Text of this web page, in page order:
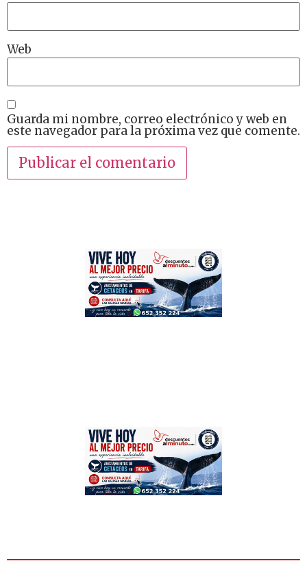
Web
Guarda mi nombre, correo electrónico y web en
este navegador para la próxima vez que comente.